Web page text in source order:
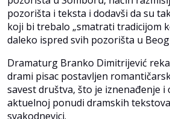
pozorišta i teksta i dodavši da su
koji bi trebalo „smatrati tradicijom
daleko ispred svih pozorišta u
Dramaturg Branko Dimitrijević
drami pisac postavljen
savest društva, što je iznenađenje i
aktuelnoj ponudi dramskih
svakodnevici.